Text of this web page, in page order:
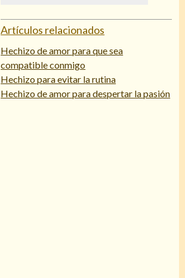
Artículos relacionados
Hechizo de amor para que sea
compatible conmigo
Hechizo para evitar la rutina
Hechizo de amor para despertar la pasión